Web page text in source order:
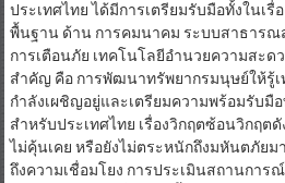
ประเทศไทย ได้มีการเตรียมรับมือทั้งในเ
พื้นฐาน ด้าน การคมนาคม ระบบสาธารณ
การเตือนภัย เทคโนโลยีอำนวยความสะ
สำคัญ คือ การพัฒนาทรัพยากรมนุษย์ให้รู้
กำลังเผชิญอยู่และเตรียมความพร้อมรับมื
สำหรับประเทศไทย เรื่องวิกฤตซ้อนวิกฤตดั
ไม่คุ้นเคย หรือยังไม่ตระหนักถึงมหันตภัยม
ถึงความเชื่อมโยง การประเมินสถานการ